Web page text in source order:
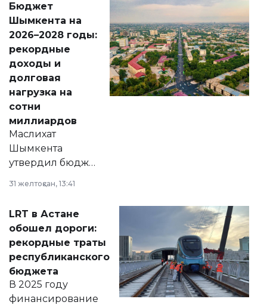
народу
Венесуэлы.
Бюджет
Шымкента на
2026–2028 годы:
рекордные
доходы и
долговая
нагрузка на
сотни
миллиардов
Маслихат
Шымкента
утвердил бюджет
2028 годы.
документ
появился в базе
нормативных
правовых актов и
на сайте маслихат
города.
31 желтоқсан, 13:41
LRT в Астане
обошел дороги:
рекордные траты
республиканского
бюджета
В 2025 году
финансирование